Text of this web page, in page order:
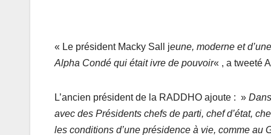
« Le président Macky Sall jeune, moderne et
Alpha Condé qui était ivre de pouvoir« , a tweeté
L’ancien président de la RADDHO ajoute : »
avec des Présidents chefs de parti, chef d’état,
les conditions d’une présidence à vie, comme au